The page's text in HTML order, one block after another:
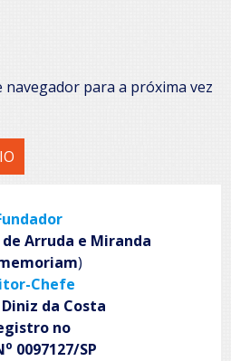
navegador para a próxima vez
Arruda e Miranda
)
Chefe
da Costa
no
o 0097127/SP